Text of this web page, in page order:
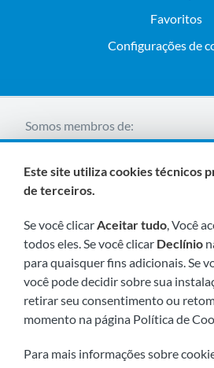
Favoritos
Configurações de
Somos membros de:
Visite-nos em breve em:
Este site utiliza cookies técnicos
de terceiros.
Se você clicarAceitar tudo, Você
todos eles. Se você clicar Declínio
para quaisquer fins adicionais. Se
você pode decidir sobre sua
retirar seu consentimento ou
momento na página Política de
Para mais informações sobre